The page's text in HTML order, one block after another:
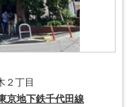
２丁目
京地下鉄千代田線